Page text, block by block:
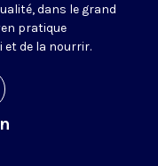
dans le grand
pratique
et de la nourrir.